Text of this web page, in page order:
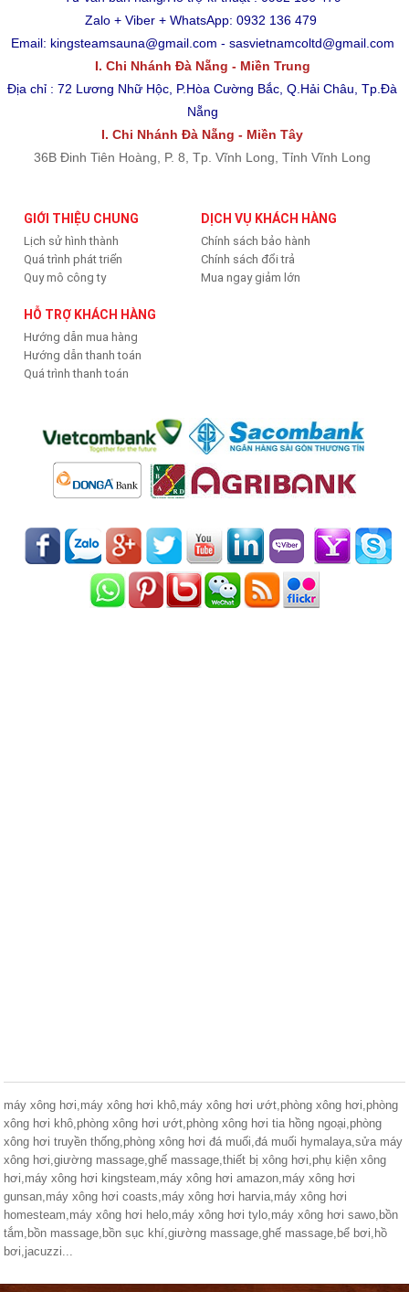
Zalo + Viber + WhatsApp: 0932 136 479
Email: kingsteamsauna@gmail.com - sasvietnamcoltd@gmail.com
I. Chi Nhánh Đà Nẵng - Miền Trung
Địa chỉ : 72 Lương Nhữ Hộc, P.Hòa Cường Bắc, Q.Hải Châu, Tp.Đà
Nẵng
I. Chi Nhánh Đà Nẵng - Miền Tây
36B Đinh Tiên Hoàng, P. 8, Tp. Vĩnh Long, Tỉnh Vĩnh Long
GIỚI THIỆU CHUNG
Lịch sử hình thành
Quá trình phát triển
Quy mô công ty
DỊCH VỤ KHÁCH HÀNG
Chính sách bảo hành
Chính sách đổi trả
Mua ngay giảm lớn
HỖ TRỢ KHÁCH HÀNG
Hướng dẫn mua hàng
Hướng dẫn thanh toán
Quá trình thanh toán
máy xông hơi,máy xông hơi khô,máy xông hơi ướt,phòng xông hơi,phòng
xông hơi khô,phòng xông hơi ướt,phòng xông hơi tia hồng ngoại,phòng
xông hơi truyền thống,phòng xông hơi đá muối,đá muối hymalaya,sửa máy
xông hơi,giường massage,ghế massage,thiết bị xông hơi,phụ kiện xông
hơi,máy xông hơi kingsteam,máy xông hơi amazon,máy xông hơi
gunsan,máy xông hơi coasts,máy xông hơi harvia,máy xông hơi
homesteam,máy xông hơi helo,máy xông hơi tylo,máy xông hơi sawo,bồn
tắm,bồn massage,bồn sục khí,giường massage,ghế massage,bể bơi,hồ
bơi,jacuzzi...